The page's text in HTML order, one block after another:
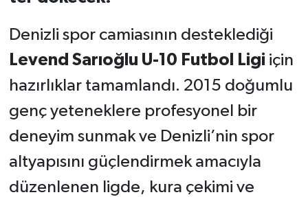
Denizli spor camiasının desteklediği
Levend Sarıoğlu U-10 Futbol Ligi için
hazırlıklar tamamlandı. 2015 doğumlu
genç yeteneklere profesyonel bir
deneyim sunmak ve Denizli’nin spor
altyapısını güçlendirmek amacıyla
düzenlenen ligde, kura çekimi ve